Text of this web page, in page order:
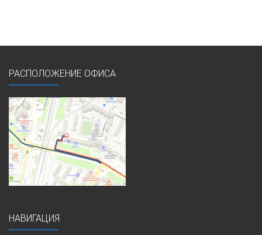
РАСПОЛОЖЕНИЕ ОФИСА
НАВИГАЦИЯ